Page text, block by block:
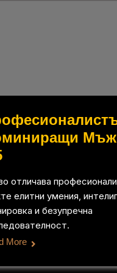
отличава
елитни умения,
и безупречна
More